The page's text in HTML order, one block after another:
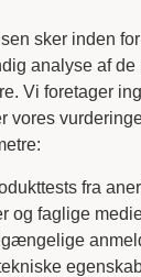
sker inden
analyse af de
Vi foretager
vores
fra
og faglige